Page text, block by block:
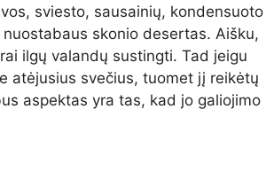
sviesto, sausainių, kondensuoto
skonio desertas. Aišku,
ilgų valandų sustingti. Tad jeigu
atėjusius svečius, tuomet jį reikėtų
aspektas yra tas, kad jo galiojimo